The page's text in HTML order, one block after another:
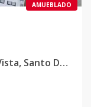
AMUEBLADO
Apartamento en Alquiler | Bella Vista, Santo Domingo